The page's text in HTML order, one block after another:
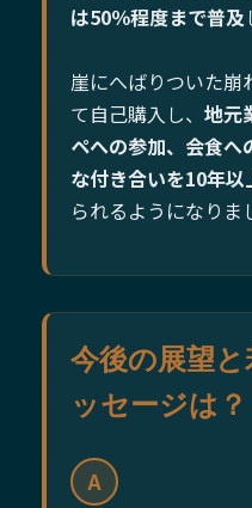
は50％程度まで普及
崖にへばりついた崩
て自己購入し、 地元
ペへの参加、会食へ
な付き合いを10年以
られるようになりま
今後の展望
ッセージは？
A